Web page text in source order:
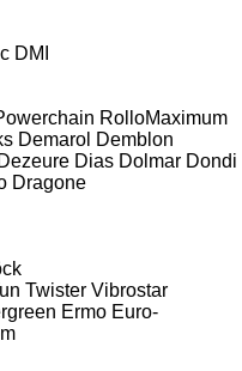
DMI
RolloMaximum
Demarol Demblon
Dezeure Dias Dolmar Dondi
Dragone
Twister Vibrostar
Ermo Euro-